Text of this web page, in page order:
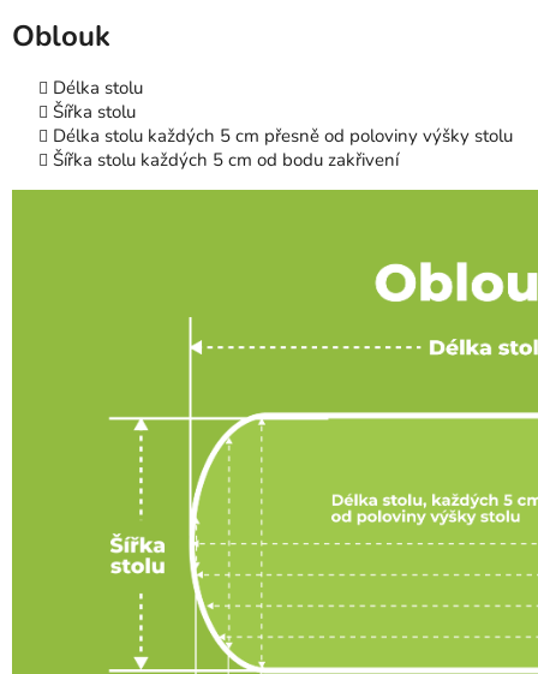
Oblouk
Délka stolu
Šířka stolu
Délka stolu každých 5 cm přesně od poloviny výšky stolu
Šířka stolu každých 5 cm od bodu zakřivení